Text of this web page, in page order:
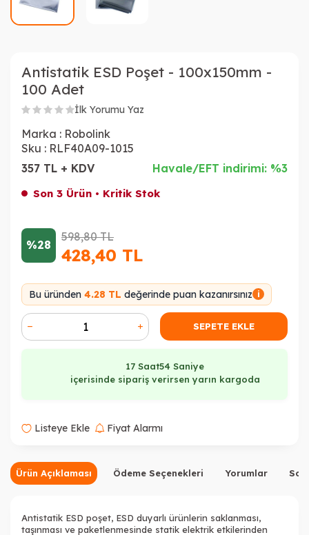
Antistatik ESD Poşet - 100x150mm -
100 Adet
İlk Yorumu Yaz
Marka : Robolink
Sku : RLF40A09-1015
357 TL + KDV
Havale/EFT indirimi: %3
Son 3 Ürün • Kritik Stok
%28
598,80TL
428,40 TL
Bu üründen 4.28 TL değerinde puan kazanırsınız i
SEPETE EKLE
17 Saat54 Saniye
içerisinde sipariş verirsen yarın kargoda
Listeye Ekle Fiyat Alarmı
Ürün Açıklaması Ödeme Seçenekleri Yorumlar
Antistatik ESD poşet, ESD duyarlı ürünlerin saklanması,
taşınması ve paketlenmesinde statik elektrik etkilerinden